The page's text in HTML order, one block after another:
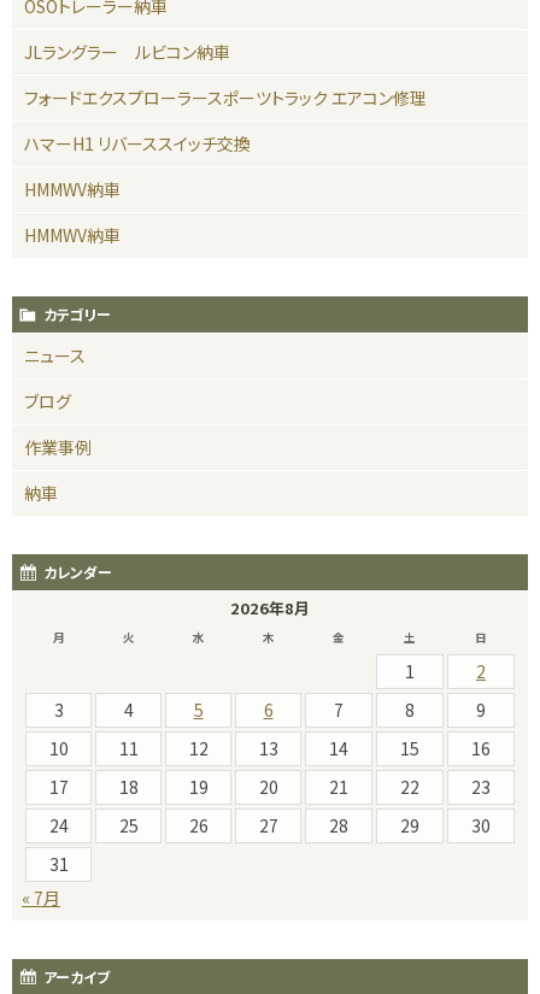
OSOトレーラー納車
JLラングラー ルビコン納車
フォードエクスプローラースポーツトラック エアコン修理
ハマーH1 リバーススイッチ交換
HMMWV納車
HMMWV納車
カテゴリー
ニュース
ブログ
作業事例
納車
カレンダー
2026年8月
月 火 水 木 金 土 日
1
2
3
4 5 6 7 8
9
10
11 12 13 14 15
16
17
18 19 20 21 22
23
24
25 26 27 28 29
30
31
« 7月
アーカイブ